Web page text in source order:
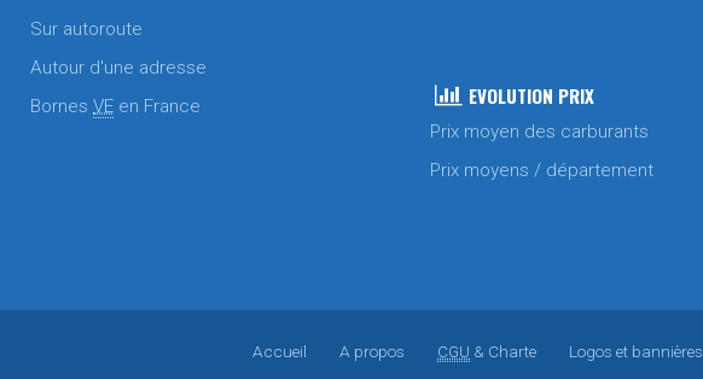
Sur autoroute
Autour d'une adresse
Bornes VE en France EVOLUTION PRIX
Prix moyen des carburants
Prix moyens / département
Accueil A propos CGU & Charte Logos et bannières